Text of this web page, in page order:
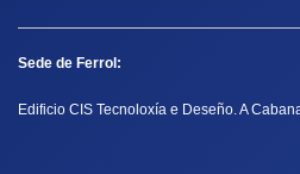
Sede de Ferrol:
Edificio CIS Tecnoloxía e Deseño. A